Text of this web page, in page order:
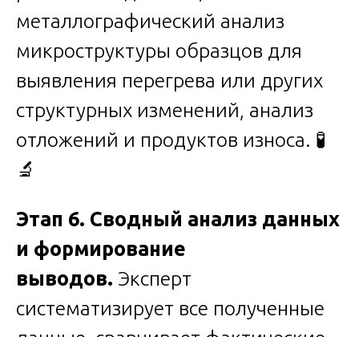
металлографический анализ
микроструктуры образцов для
выявления перегрева или других
структурных изменений, анализ
отложений и продуктов износа. 🧪
🔬
Этап 6. Сводный анализ данных
и формирование
выводов. Эксперт
систематизирует все полученные